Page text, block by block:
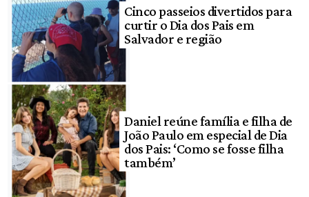
Cinco passeios divertidos para
curtir o Dia dos Pais em
Salvador e região
Daniel reúne família e filha de
João Paulo em especial de Dia
dos Pais: ‘Como se fosse filha
também’